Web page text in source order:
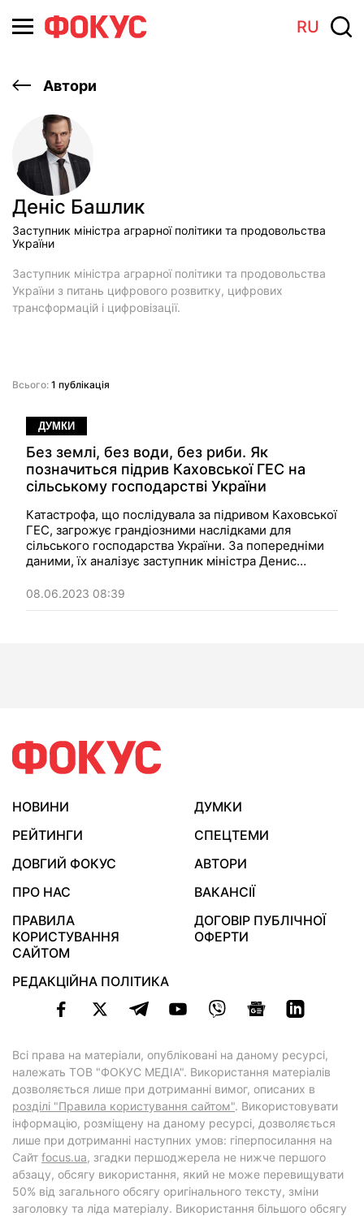
RU
Автори
Денic Башлик
Заступник міністра аграрної політики та продовольства
України
Заступник міністра аграрної політики та продовольства
України з питань цифрового розвитку, цифрових
трансформацій і цифровізації.
Всього: 1 публікація
ДУМКИ
Без землі, без води, без риби. Як
позначиться підрив Каховської ГЕС на
сільському господарстві України
Катастрофа, що послідувала за підривом Каховської
ГЕС, загрожує грандіозними наслідками для
сільського господарства України. За попередніми
даними, їх аналізує заступник міністра Денис
08.06.2023 08:39
НОВИНИ
ДУМКИ
РЕЙТИНГИ
СПЕЦТЕМИ
ДОВГИЙ ФОКУС
АВТОРИ
ПРО НАС
ВАКАНСІЇ
ПРАВИЛА
КОРИСТУВАННЯ
САЙТОМ
ДОГОВІР ПУБЛІЧНОЇ
ОФЕРТИ
РЕДАКЦІЙНА ПОЛІТИКА
Всі права на матеріали, опубліковані на даному ресурсі,
належать ТОВ "ФОКУС МЕДІА". Використання матеріалів
дозволяється лише при дотриманні вимог, описаних в
розділі "Правила користування сайтом". Використовувати
інформацію, розміщену на даному ресурсі, дозволяється
лише при дотриманні наступних умов: гіперпосилання на
Cайт focus.ua, згадки першоджерела не нижче першого
абзацу, обсягу використання, який не може перевищувати
50% від загального обсягу оригінального тексту, зміни
заголовку та ліда матеріалу. Використання більшого обсягу